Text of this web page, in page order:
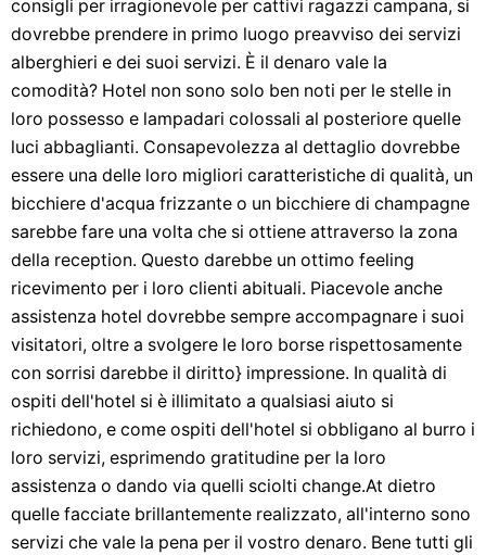
consigli per irragionevole per cattivi ragazzi campana, si
dovrebbe prendere in primo luogo preavviso dei servizi
alberghieri e dei suoi servizi. È il denaro vale la
comodità? Hotel non sono solo ben noti per le stelle in
loro possesso e lampadari colossali al posteriore quelle
luci abbaglianti. Consapevolezza al dettaglio dovrebbe
essere una delle loro migliori caratteristiche di qualità, un
bicchiere d'acqua frizzante o un bicchiere di champagne
sarebbe fare una volta che si ottiene attraverso la zona
della reception. Questo darebbe un ottimo feeling
ricevimento per i loro clienti abituali. Piacevole anche
assistenza hotel dovrebbe sempre accompagnare i suoi
visitatori, oltre a svolgere le loro borse rispettosamente
con sorrisi darebbe il diritto} impressione. In qualità di
ospiti dell'hotel si è illimitato a qualsiasi aiuto si
richiedono, e come ospiti dell'hotel si obbligano al burro i
loro servizi, esprimendo gratitudine per la loro
assistenza o dando via quelli sciolti change.At dietro
quelle facciate brillantemente realizzato, all'interno sono
servizi che vale la pena per il vostro denaro. Bene tutti gli